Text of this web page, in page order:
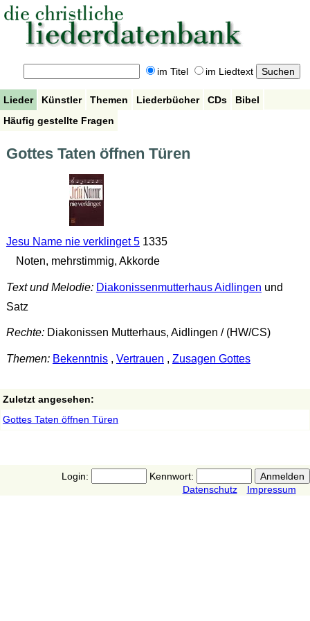
im Titel im Liedtext
Lieder Künstler Themen Liederbücher CDs
Bibel
Häufig gestellte Fragen
Gottes Taten öffnen Türen
Jesu Name nie verklinget 51335
Noten, mehrstimmig, Akkorde
Text und Melodie: Diakonissenmutterhaus Aidlingen und
Satz
Rechte:Diakonissen Mutterhaus, Aidlingen / (HW/CS)
Themen: Bekenntnis, Vertrauen , Zusagen Gottes
Zuletzt angesehen:
Gottes Taten öffnen Türen
Login:
Kennwort:
Datenschutz
Impressum